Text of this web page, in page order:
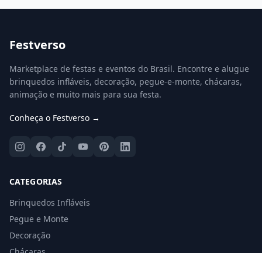
Festverso
Marketplace de festas e eventos do Brasil. Encontre e alugue
brinquedos infláveis, decoração, pegue-e-monte, chácaras,
animação e muito mais para sua festa.
Conheça o Festverso →
CATEGORIAS
Brinquedos Infláveis
Pegue e Monte
Decoração